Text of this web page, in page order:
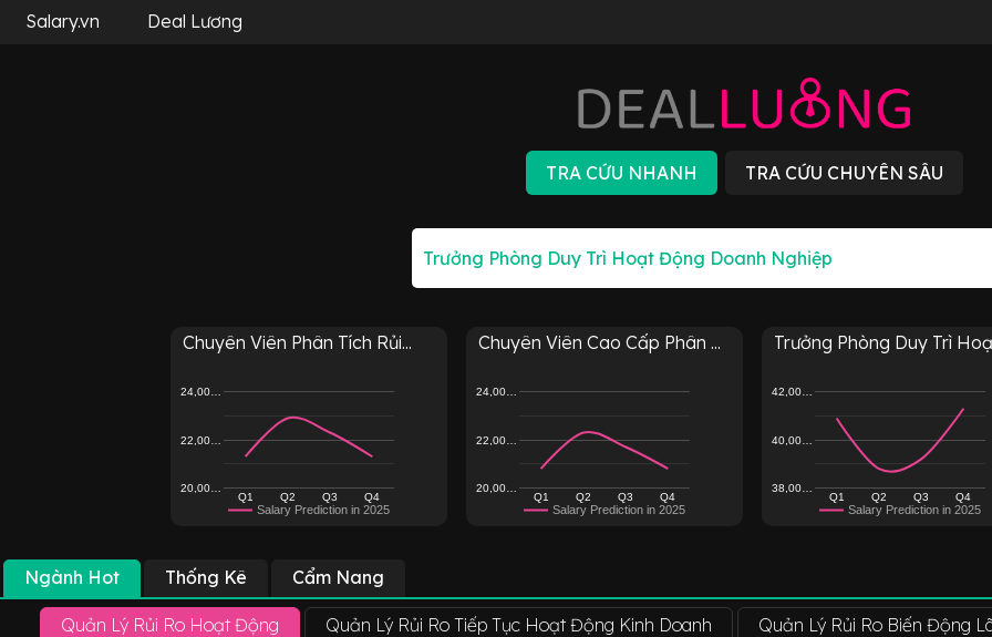
Salary.vn Deal Lương
Chuyên Viên Phân Tích Rủi...
Salary Prediction in 2025
Q1 Q2 Q3 Q4
20,00…
22,00…
24,00…
Chuyên Viên Cao Cấp Phân ...
Salary Prediction in 2025
Q1 Q2 Q3 Q4
20,00…
22,00…
24,00…
Trưởng Phòng Duy Trì
Salary Prediction in 2025
Q1 Q2 Q3 Q4
38,00…
40,00…
42,00…
Ngành Hot Thống Kê Cẩm Nang
Quản Lý Rủi Ro Hoạt Động Quản Lý Rủi Ro Tiếp Tục Hoạt Động Kinh Doanh Quản Lý Rủi Ro Biến Động